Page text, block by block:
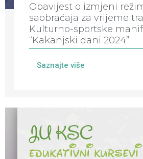
Obavijest o izmjeni
saobraćaja za vrijeme
Kulturno-sportske
“Kakanjski dani 2024”
Saznajte više